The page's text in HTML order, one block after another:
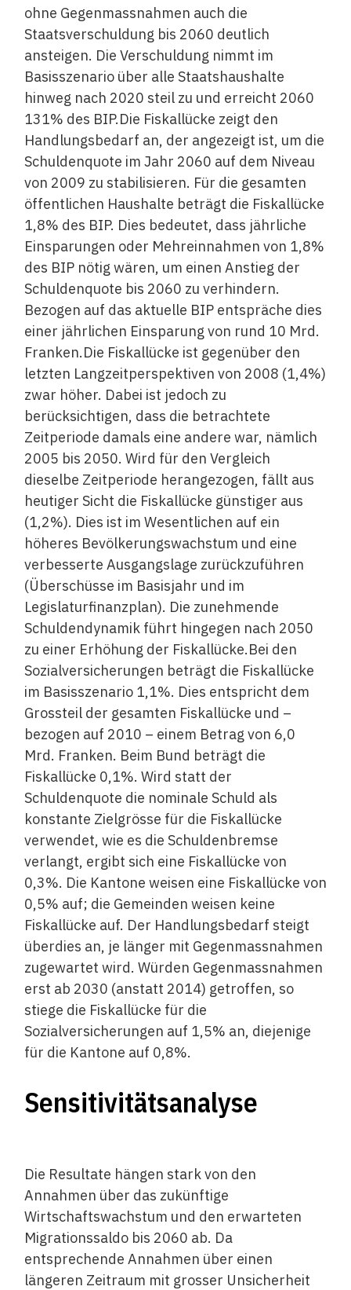
ohne Gegenmassnahmen auch die
Staatsverschuldung bis 2060 deutlich
ansteigen. Die Verschuldung nimmt im
Basisszenario über alle Staatshaushalte
hinweg nach 2020 steil zu und erreicht 2060
131% des BIP.Die Fiskallücke zeigt den
Handlungsbedarf an, der angezeigt ist, um die
Schuldenquote im Jahr 2060 auf dem Niveau
von 2009 zu stabilisieren. Für die gesamten
öffentlichen Haushalte beträgt die Fiskallücke
1,8% des BIP. Dies bedeutet, dass jährliche
Einsparungen oder Mehreinnahmen von 1,8%
des BIP nötig wären, um einen Anstieg der
Schuldenquote bis 2060 zu verhindern.
Bezogen auf das aktuelle BIP entspräche dies
einer jährlichen Einsparung von rund 10 Mrd.
Franken.Die Fiskallücke ist gegenüber den
letzten Langzeitperspektiven von 2008 (1,4%)
zwar höher. Dabei ist jedoch zu
berücksichtigen, dass die betrachtete
Zeitperiode damals eine andere war, nämlich
2005 bis 2050. Wird für den Vergleich
dieselbe Zeitperiode herangezogen, fällt aus
heutiger Sicht die Fiskallücke günstiger aus
(1,2%). Dies ist im Wesentlichen auf ein
höheres Bevölkerungswachstum und eine
verbesserte Ausgangslage zurückzuführen
(Überschüsse im Basisjahr und im
Legislaturfinanzplan). Die zunehmende
Schuldendynamik führt hingegen nach 2050
zu einer Erhöhung der Fiskallücke.Bei den
Sozialversicherungen beträgt die Fiskallücke
im Basisszenario 1,1%. Dies entspricht dem
Grossteil der gesamten Fiskallücke und –
bezogen auf 2010 – einem Betrag von 6,0
Mrd. Franken. Beim Bund beträgt die
Fiskallücke 0,1%. Wird statt der
Schuldenquote die nominale Schuld als
konstante Zielgrösse für die Fiskallücke
verwendet, wie es die Schuldenbremse
verlangt, ergibt sich eine Fiskallücke von
0,3%. Die Kantone weisen eine Fiskallücke von
0,5% auf; die Gemeinden weisen keine
Fiskallücke auf. Der Handlungsbedarf steigt
überdies an, je länger mit Gegenmassnahmen
zugewartet wird. Würden Gegenmassnahmen
erst ab 2030 (anstatt 2014) getroffen, so
stiege die Fiskallücke für die
Sozialversicherungen auf 1,5% an, diejenige
für die Kantone auf 0,8%.
Sensitivitätsanalyse
Die Resultate hängen stark von den
Annahmen über das zukünftige
Wirtschaftswachstum und den erwarteten
Migrationssaldo bis 2060 ab. Da
entsprechende Annahmen über einen
längeren Zeitraum mit grosser Unsicherheit